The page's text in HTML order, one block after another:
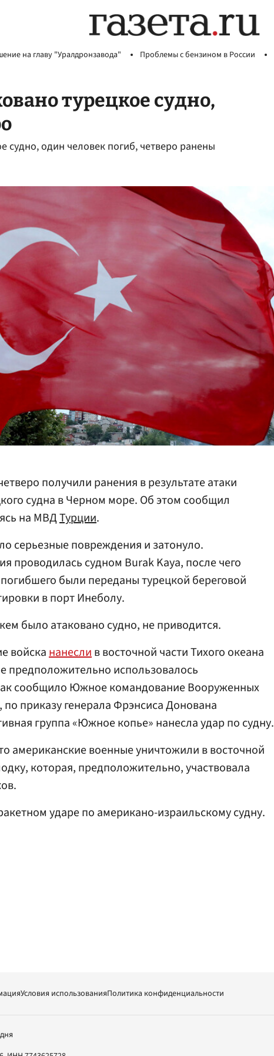
на главу "Уралдронзавода" Проблемы с бензином в России
турецкое судно,
судно, один человек погиб, четверо ранены
получили ранения в результате атаки
судна в Черном море. Об этом сообщил
на МВДТурции.
серьезные повреждения и затонуло.
проводилась судном Burak Kaya, после чего
были переданы турецкой береговой
в порт Инеболу.
было атаковано судно, не приводится.
войскананеслив восточной части Тихого океана
предположительно использовалось
сообщило Южное командование Вооруженных
по приказу генерала Фрэнсиса Донована
группа «Южное копье» нанесла удар по судну.
американские военные уничтожили в восточной
которая, предположительно, участвовала
ударе по американо-израильскому судну.
Условия использованияПолитика конфиденциальности